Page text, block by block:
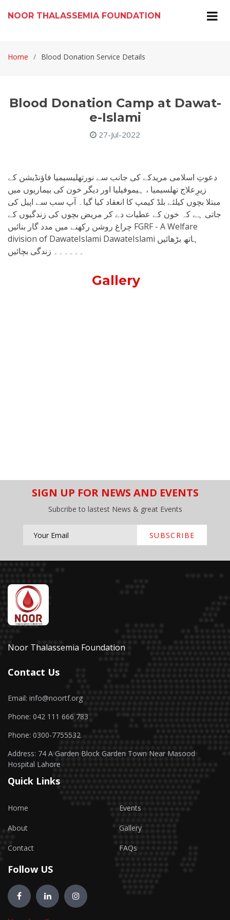
NOOR THALASSEMIA FOUNDATION
Home Blood Donation Service Details
Blood Donation Camp at Dawat-
e-Islami
27-Jul-2022
دعوتِ اسلامی مریدکے کی جانب سے نورتھلیسیمیا فاؤنڈیشن کے
زیرِعلاج تھلسیمیا ، ہیموفیلیا اور دیگر خون کی بیماریوں میں
مبتلا بچوں کیلئے بلڈ کیمپ کا انعقاد کیا گیا۔ آپ سب سے اپیل کی
جاتی ہے کہ خون کے عطیات دے کر مریض بچوں کی زندگیوں کے
چراغ روشن رکھنے میں مدد گار بنائیں FGRF - A Welfare
division of DawateIslami DawateIslami ہاتھ بڑھائیں
۔۔۔۔۔۔ زندگی بچائیں
Gallery
SIGN UP FOR NEWS AND EVENTS
Subcribe to lastest News & great Events
SUBSCRIBE
Noor Thalassemia Foundation
Contact Us
Email: info@noortf.org
Phone: 042 111 666 783
Phone: 0300-7755532
Address: 74 A Garden Block Garden Town Near Masood
Hospital Lahore
Quick Links
Home
About
Contact
Events
Gallery
FAQs
Follow US